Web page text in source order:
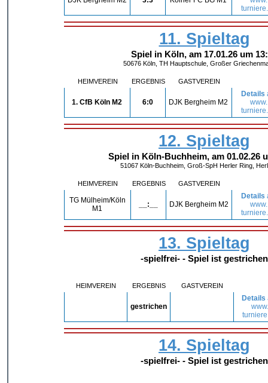
11. Spieltag
Spiel in Köln, am 17.01.26 um
50676 Köln, TH Hauptschule, Großer
HEIMVEREIN ERGEBNIS GASTVEREIN
1. CfB Köln M2 6:0 DJK Bergheim M2
Details
www.
12. Spieltag
Spiel in Köln-Buchheim, am 01.02.26
51067 Köln-Buchheim, Groß-SpH Herler Ring,
HEIMVEREIN ERGEBNIS GASTVEREIN
TG Mülheim/Köln
M1
__:__ DJK Bergheim M2
Details
www.
13. Spieltag
-spielfrei- - Spiel ist gestrichen
HEIMVEREIN ERGEBNIS GASTVEREIN
gestrichen
Details
www.
14. Spieltag
-spielfrei- - Spiel ist gestrichen